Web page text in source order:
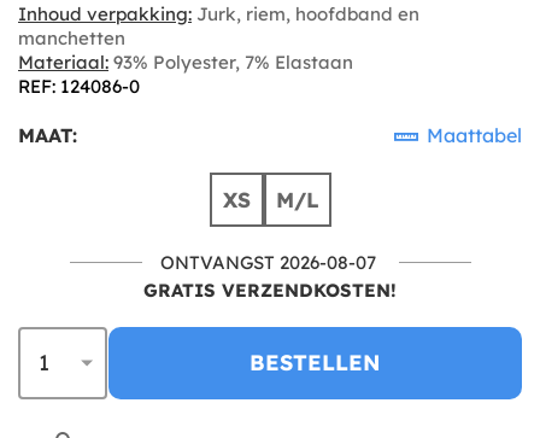
Inhoud verpakking: Jurk, riem, hoofdband en
manchetten
Materiaal: 93% Polyester, 7% Elastaan
REF: 124086-0
MAAT: Maattabel
XS M/L
ONTVANGST 2026-08-07
GRATIS VERZENDKOSTEN!
BESTELLEN